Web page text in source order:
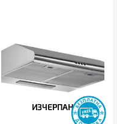
ИЗЧЕРПАН
through
85.00€